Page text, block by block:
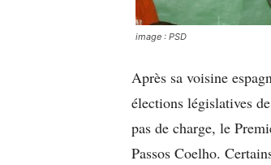
image : PSD
Après sa voisine
élections législatives
pas de charge, le
Passos Coelho.